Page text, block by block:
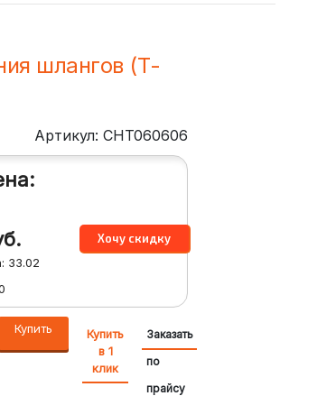
шлангов (Т-
Артикул: CHT060606
33.02
Купить
Купить
в 1
клик
Заказать
по
прайсу